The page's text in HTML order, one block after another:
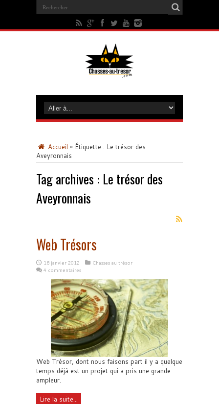
Accueil » Étiquette : Le trésor des
Aveyronnais
Tag archives : Le trésor des
Aveyronnais
Web Trésors
18 janvier 2012
Chasses au trésor
4 commentaires
Web Trésor, dont nous faisons part il y a quelque
temps déjà est un projet qui a pris une grande
ampleur.
Lire la suite...